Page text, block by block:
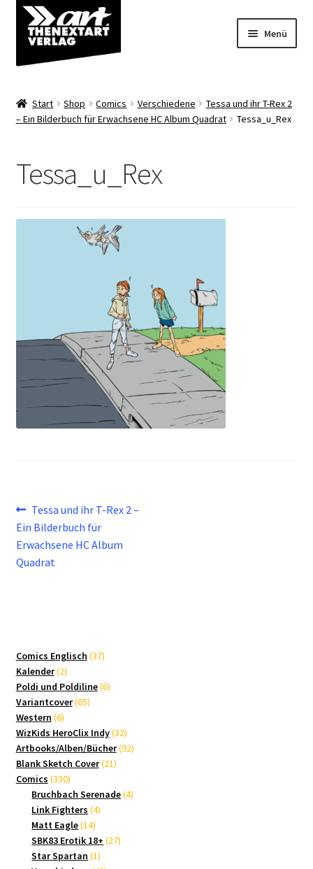
Zur
Navigation
springen
Zum
Inhalt
springen
Menü
Shop
Start Shop Comics Verschiedene
Tessa und ihr T-Rex 2
– Ein Bilderbuch für Erwachsene HC Album Quadrat
Tessa_u_Rex
Tessa_u_Rex
Beitragsnavigation
Vorheriger
Beitrag:
Tessa und ihr T-Rex 2 –
Ein Bilderbuch für
Erwachsene HC Album
Quadrat
Comics Englisch 3737
Kalender 22
Produkte
Poldi und Poldiline 66
Variantcover 6565
Western 66
Produkte
WizKids HeroClix Indy 3232
Produkte
Artbooks/Alben/Bücher 9292
Blank Sketch Cover 2121
Comics 330330
Produkte
Bruchbach Serenade 44
Link Fighters 44
Matt Eagle 1414
Produkte
SBK83 Erotik 18+ 2727
Star Spartan 11